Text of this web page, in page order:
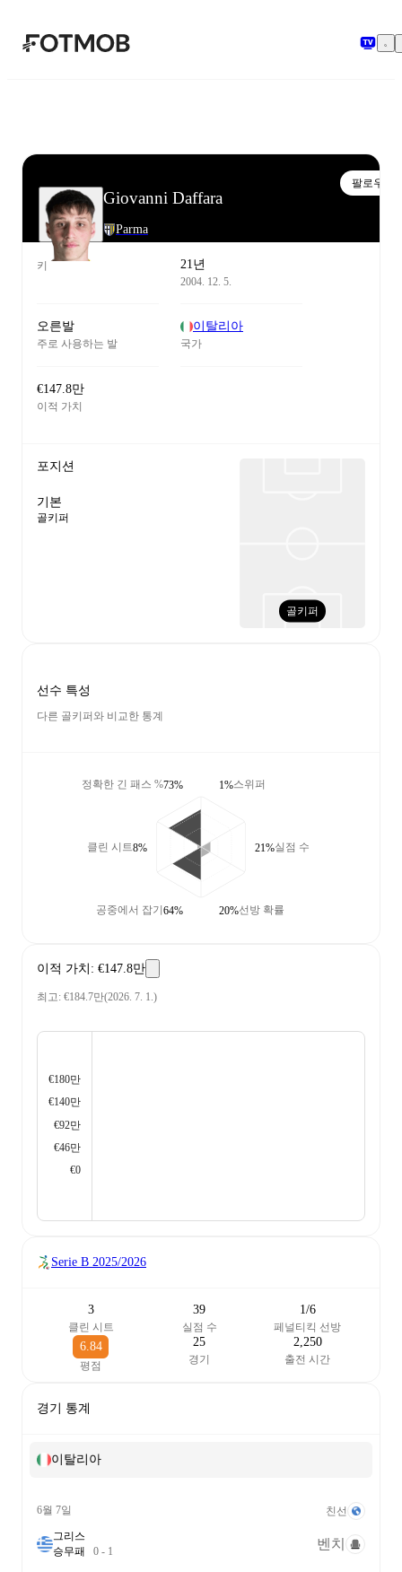
본문으로 건너뛰기
Giovanni Daffara
Parma
팔로우
키 21년
2004. 12. 5.
오른발
주로 사용하는 발
이탈리아
국가
€147.8만
이적 가치
포지션
기본
골키퍼
골키퍼
선수 특성
다른 골키퍼와 비교한 통계
정확한 긴 패스 %73%
클린 시트8%
공중에서 잡기64%
스위퍼
1%
실점 수
21%
선방 확률
20%
이적 가치 : €147.8만
최고: €184.7만(2026. 7. 1.)
€180만
€140만
€92만
€46만
€0
Serie B 2025/2026
3
클린 시트
39
실점 수
1/6
페널티킥 선방
6.84
평점
25
경기
2,250
출전 시간
경기 통계
이탈리아
6월 7일 친선
그리스
승무패 0 - 1
벤치